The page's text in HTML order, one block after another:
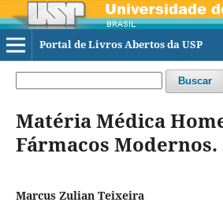
Portal de Livros Abertos da USP
Buscar
Matéria Médica
Fármacos Modernos.
Marcus Zulian Teixeira